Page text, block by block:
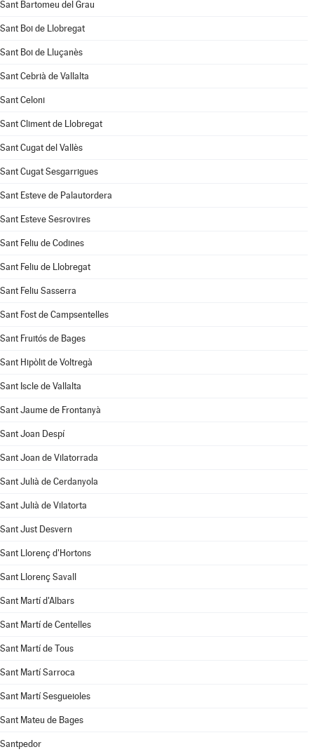
Sant Bartomeu del Grau
Sant Boi de Llobregat
Sant Boi de Lluçanès
Sant Cebrià de Vallalta
Sant Celoni
Sant Climent de Llobregat
Sant Cugat del Vallès
Sant Cugat Sesgarrigues
Sant Esteve de Palautordera
Sant Esteve Sesrovires
Sant Feliu de Codines
Sant Feliu de Llobregat
Sant Feliu Sasserra
Sant Fost de Campsentelles
Sant Fruitós de Bages
Sant Hipòlit de Voltregà
Sant Iscle de Vallalta
Sant Jaume de Frontanyà
Sant Joan Despí
Sant Joan de Vilatorrada
Sant Julià de Cerdanyola
Sant Julià de Vilatorta
Sant Just Desvern
Sant Llorenç d'Hortons
Sant Llorenç Savall
Sant Martí d'Albars
Sant Martí de Centelles
Sant Martí de Tous
Sant Martí Sarroca
Sant Martí Sesgueioles
Sant Mateu de Bages
Santpedor